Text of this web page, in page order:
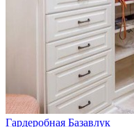
Гардеробная Базавлук